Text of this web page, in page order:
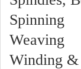
Spinning
Weaving
Winding &